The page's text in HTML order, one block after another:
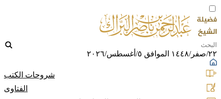
٢٢/صفر/١٤٤٨ الموافق ٥/أغسطس/٢٠٢٦
شروحات الكتب
الفتاوى